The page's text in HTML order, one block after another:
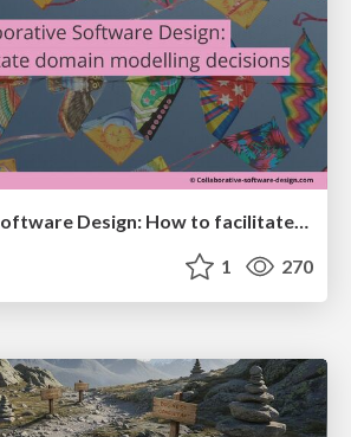
Collaborative Software Design: How to facilitate domain modelling decisions
1 270